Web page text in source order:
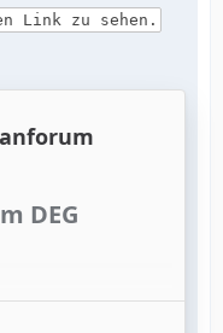
Link zu sehen.
DEG
Forum ist in
entfernt, bereits